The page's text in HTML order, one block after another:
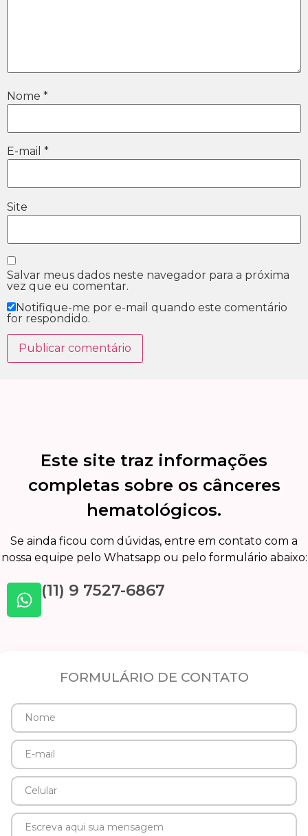
Nome *
E-mail *
Site
Salvar meus dados neste navegador para a próxima
vez que eu comentar.
Notifique-me por e-mail quando este comentário
for respondido.
Este site traz informações
completas sobre os cânceres
hematológicos.
Se ainda ficou com dúvidas, entre em contato com a
nossa equipe pelo Whatsapp ou pelo formulário abaixo:
(11) 9 7527-6867
FORMULÁRIO DE CONTATO
Nome
mail
Celular